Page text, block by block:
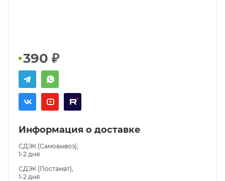
390 ₽
Информация о доставке
СДЭК (Самовывоз),
1-2 дня
СДЭК (Постамат),
1-2 дня